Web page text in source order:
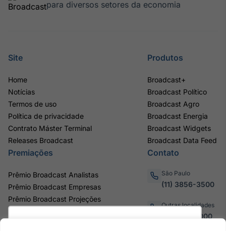
para diversos setores da economia
Site
Home
Notícias
Termos de uso
Política de privacidade
Contrato Máster Terminal
Releases Broadcast
Produtos
Broadcast+
Broadcast Político
Broadcast Agro
Broadcast Energia
Broadcast Widgets
Broadcast Data Feed
Premiações
Prêmio Broadcast Analistas
Prêmio Broadcast Empresas
Prêmio Broadcast Projeções
Contato
São Paulo
(11) 3856-3500
Outras localidades
0800.011.3000